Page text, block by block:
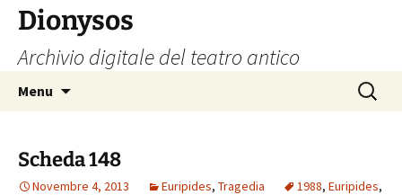
contenuto
Dionysos
Archivio digitale del teatro antico
Menu
Ricerca
per:
Scheda 148
Novembre 4, 2013 Euripides, Tragedia 1988, Euripides,